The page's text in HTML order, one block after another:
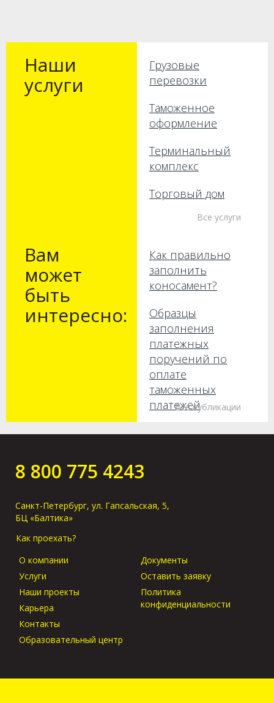
Наши
услуги
Грузовые
перевозки
Таможенное
оформление
Терминальный
комплекс
Торговый дом
Все услуги
Вам
может
быть
интересно:
Как правильно
заполнить
коносамент?
Образцы
заполнения
платежных
поручений по
оплате
таможенных
платежей
Как получить груз
Все публикации
8 800 775 4243
Санкт-Петербург, ул. Гапсальская, 5,
БЦ «Балтика»
Как проехать?
О компании
Услуги
Наши проекты
Карьера
Контакты
Образовательный центр
Документы
Оставить заявку
Политика
конфиденциальности